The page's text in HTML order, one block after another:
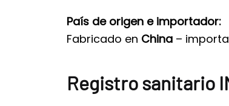
País de origen e importador:
Fabricado en China–
Registro sanitario